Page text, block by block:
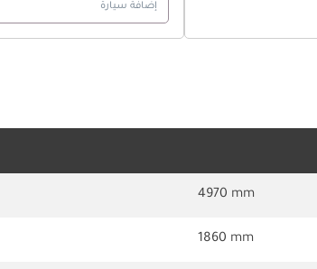
إضافة سيارة
4970 mm
1860 mm